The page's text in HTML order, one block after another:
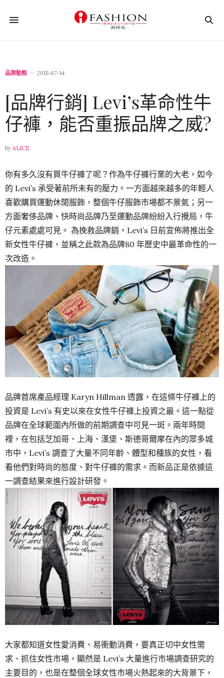
品牌動態 2015-07-14
[品牌行銷] Levi’s革命性牛
仔褲，能否重振品牌之威?
by ALICE
你有多久沒有買牛仔褲了呢？作為牛仔褲行業的大老，如今
的 Levi’s 承受著前所未有的壓力。一方面越來越多的年輕人
喜歡購買運動休閒服飾， 整個牛仔服飾市場都不景氣；另一
方面奢侈品牌、快時尚品牌乃至運動品牌紛紛入行攪局，牛
仔元素處處可見。 為挽救品牌銷，Levi’s 日前宣佈將推出全
新女性牛仔褲，並稱之此款為品牌80 年歷史中最革命性的一
次改造。
品牌首席產品經理 Karyn Hillman 透露，在這條牛仔褲上的
投資是 Levi’s 有史以來在女性牛仔褲上投資之最。這一點從
品牌在全球範圍內所做的前期調查中可見一斑。兩年時間
裡，在包括芝加哥、上海、漢堡、斯德哥爾摩在內的眾多城
市中，Levi’s 調查了大量不同年齡、體型和種族的女性，看
看他們對時尚的態度、對牛仔褲的需求。而新品正是依據這
一調查結果來進行設計研發。
大家都知道女性愛消費、易衝動消費，要真正切中女性需
求、抓住女性市場，顯然是 Levi’s 大量進行市場調查研究的
主要目的，也是在整個全球女性市場火熱起來的大背景下，